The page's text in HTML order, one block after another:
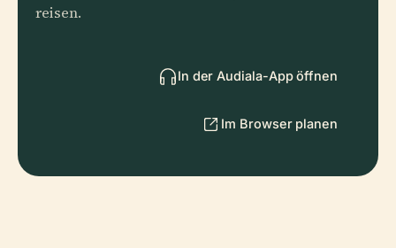
reisen.
In der Audiala-App öffnen
Im Browser planen